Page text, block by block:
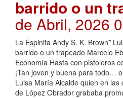
barrido o un
de Abril, 2026
La Espinita Andy S. K. Brown*
barrido o un trapeado Marcelo
Economía Hasta con pistoleros
¡Tan joven y buena para todo…
Luisa María Alcalde quien en
de López Obrador grababa